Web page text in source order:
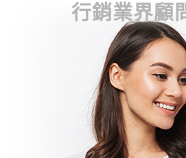
行銷業界顧